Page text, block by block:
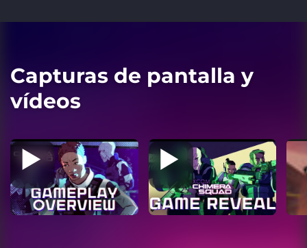
Capturas de pantalla y
vídeos